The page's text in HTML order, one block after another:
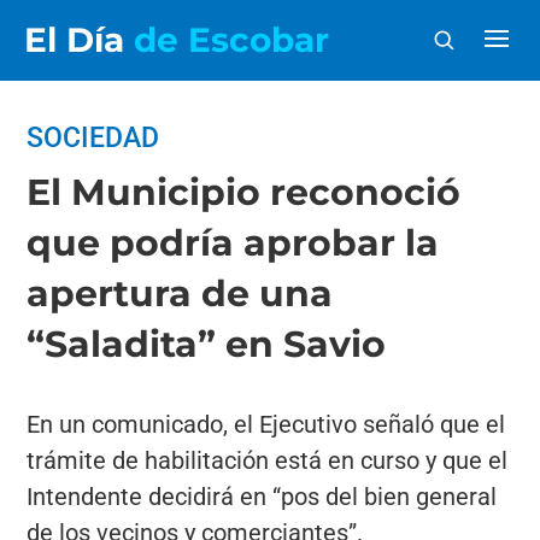
El Día de Escobar
SOCIEDAD
El Municipio reconoció
que podría aprobar la
apertura de una
“Saladita” en Savio
En un comunicado, el Ejecutivo señaló que el
trámite de habilitación está en curso y que el
Intendente decidirá en “pos del bien general
de los vecinos y comerciantes”.